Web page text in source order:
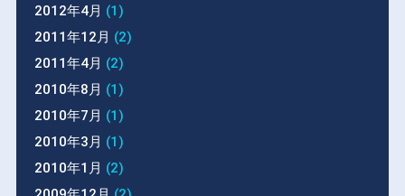
2012年4月 (1)
2011年12月 (2)
2011年4月 (2)
2010年8月 (1)
2010年7月 (1)
2010年3月 (1)
2010年1月 (2)